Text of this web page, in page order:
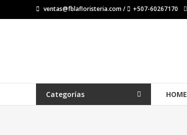
ventas@fblafloristeria.com / +507-60267170
Categorías HOME